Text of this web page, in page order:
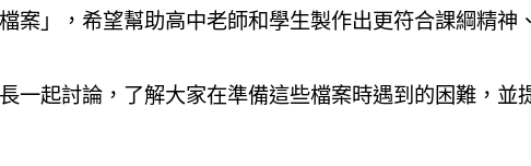
」，希望幫助高中老師和學生製作出更符合課綱精神
起討論，了解大家在準備這些檔案時遇到的困難，並